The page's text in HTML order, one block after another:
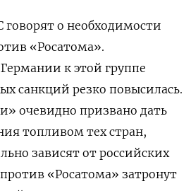
говорят о необходимости
«Росатома».
к этой группе
санкций резко повысилась.
очевидно призвано дать
топливом тех стран,
зависят от российских
«Росатома» затронут